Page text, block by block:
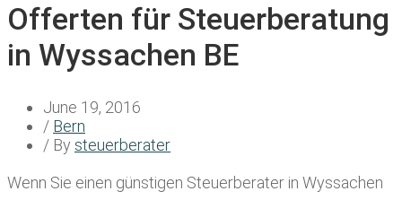
Offerten für Steuerberatung
in Wyssachen BE
June 19, 2016
/ Bern
/ By steuerberater
Wenn Sie einen günstigen Steuerberater in Wyssachen